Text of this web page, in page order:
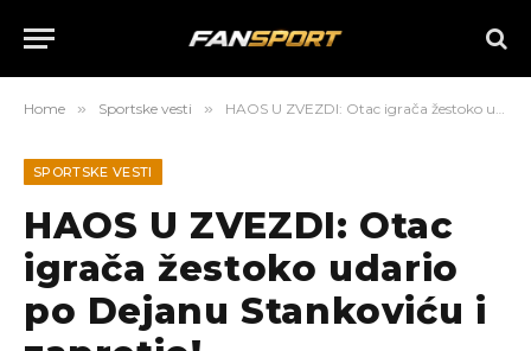
Home » Sportske vesti » HAOS U ZVEZDI: Otac igrača žestoko udario po Dejanu Stankoviću i zapretio!
SPORTSKE VESTI
HAOS U ZVEZDI: Otac
igrača žestoko udario
po Dejanu Stankoviću i